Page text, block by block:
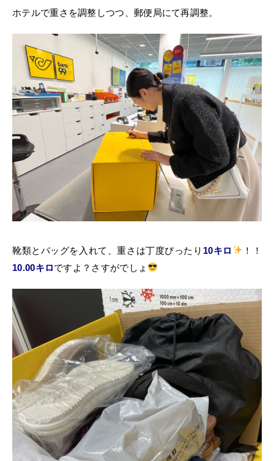
ホテルで重さを調整しつつ、郵便局にて再調整。
靴類とバッグを入れて、重さは丁度ぴったり 10キロ
！！
10.00キロですよ？さすがでしょ